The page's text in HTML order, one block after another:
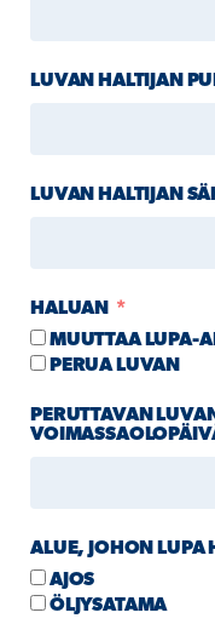
LUVAN HALTIJAN
LUVAN HALTIJAN
HALUAN
MUUTTAA LUPA-
PERUA LUVAN
PERUTTAVAN
ALUE, JOHON LUPA
AJOS
ÖLJYSATAMA